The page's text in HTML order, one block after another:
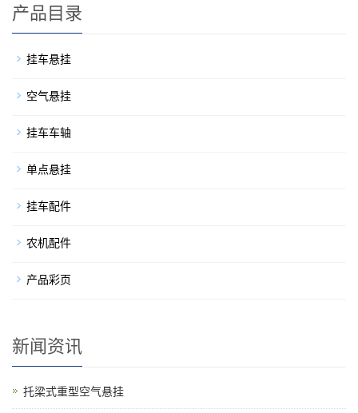
产品目录
挂车悬挂
空气悬挂
挂车车轴
单点悬挂
挂车配件
农机配件
产品彩页
新闻资讯
托梁式重型空气悬挂